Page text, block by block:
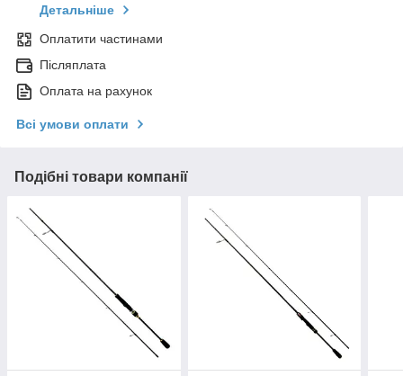
Детальніше
Оплатити частинами
Післяплата
Оплата на рахунок
Всі умови оплати
Подібні товари компанії